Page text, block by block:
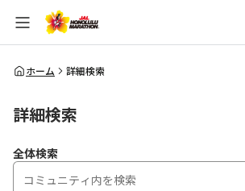
全体検索
ホーム 詳細検索
詳細検索
全体検索